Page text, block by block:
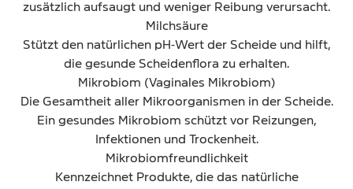
zusätzlich aufsaugt und weniger Reibung verursacht.
Milchsäure
Stützt den natürlichen pH‑Wert der Scheide und hilft,
die gesunde Scheidenflora zu erhalten.
Mikrobiom (Vaginales Mikrobiom)
Die Gesamtheit aller Mikroorganismen in der Scheide.
Ein gesundes Mikrobiom schützt vor Reizungen,
Infektionen und Trockenheit.
Mikrobiomfreundlichkeit
Kennzeichnet Produkte, die das natürliche